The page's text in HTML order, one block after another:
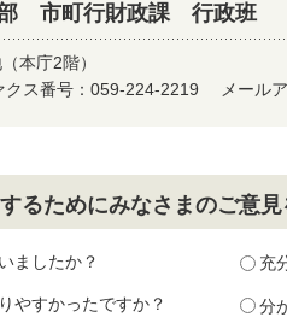
市町行財政課 行政班
本庁2階）
クス番号：059-224-2219 メール
るためにみなさまのご意
ましたか？ 充
やすかったですか？ 分